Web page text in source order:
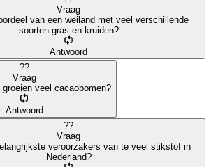
Vraag
van een weiland met veel verschillende
soorten gras en kruiden?
Antwoord
??
Vraag
groeien veel cacaobomen?
Antwoord
??
Vraag
veroorzakers van te veel stikstof in
Nederland?